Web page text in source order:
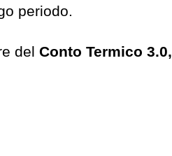
periodo.
del Conto Termico 3.0,